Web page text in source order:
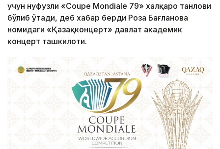
учун нуфузли «Coupe Mondiale 79» халқаро танлови
бўлиб ўтади, деб хабар берди Роза Бағланова
номидаги «Қазақконцерт» давлат академик
концерт ташкилоти.